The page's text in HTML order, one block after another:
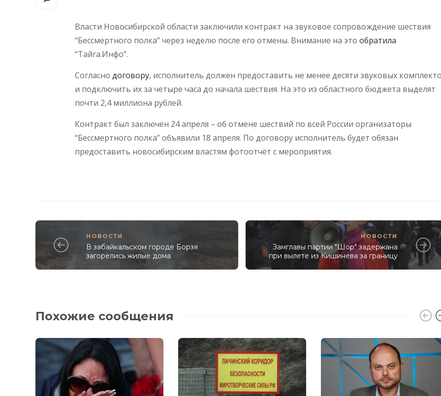
Власти Новосибирской области заключили контракт на звуковое сопровождение шествия
“Бессмертного полка” через неделю после его отмены. Внимание на это обратила
“Тайга.Инфо”.
Согласно договору, исполнитель должен предоставить не менее десяти звуковых
и подключить их за четыре часа до начала шествия. На это из областного бюджета выделят
почти 2,4 миллиона рублей.
Контракт был заключён 24 апреля – об отмене шествий по всей России организаторы
“Бессмертного полка” объявили 18 апреля. По договору исполнитель будет обязан
предоставить новосибирским властям фотоотчёт с мероприятия.
НОВОСТИ
В забайкальском городе Борзя
загорелись жилые дома
НОВОСТИ
Замглавы партии "Шор" задержана
при вылете из Кишинёва за границу
Похожие сообщения